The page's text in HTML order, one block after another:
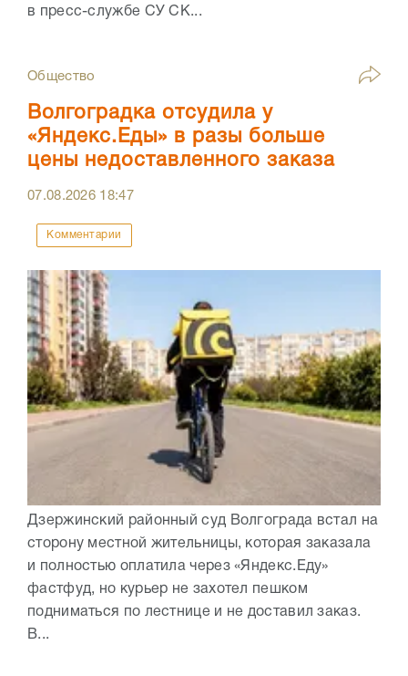
в пресс-службе СУ СК...
Общество
Волгоградка отсудила у
«Яндекс.Еды» в разы больше
цены недоставленного заказа
07.08.2026 18:47
Комментарии
Дзержинский районный суд Волгограда встал на
сторону местной жительницы, которая заказала
и полностью оплатила через «Яндекс.Еду»
фастфуд, но курьер не захотел пешком
подниматься по лестнице и не доставил заказ.
В...